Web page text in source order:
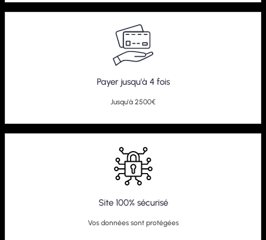
Payer jusqu'à 4 fois
Jusqu'à 2500€
Site 100% sécurisé
Vos données sont protégées